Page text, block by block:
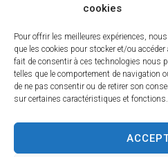
cookies
Pour offrir les meilleures expériences,
que les cookies pour stocker et/ou
fait de consentir à ces technologies nous
telles que le comportement de navigation
de ne pas consentir ou de retirer son
sur certaines caractéristiques et fonctions.